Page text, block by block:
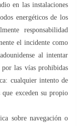
en las instalaciones
energéticos de los
responsabilidad
el incidente como
al intentar
las vías prohibidas
cualquier intento de
exceden su propio
sobre navegación o